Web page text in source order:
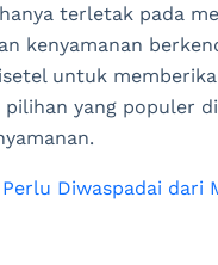
terletak pada
kenyamanan
untuk
yang populer
Diwaspadai dari